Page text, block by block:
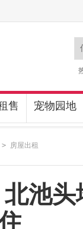
售 宠物园地
> 房屋出租
池